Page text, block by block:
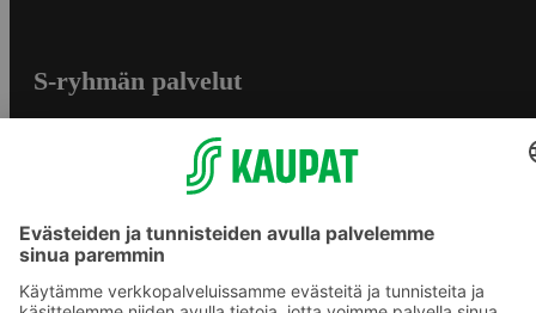
S-ryhmän palvelut
S-ostoslista -sovellus
Prisma.fi
Sokos.fi
S-Pankki